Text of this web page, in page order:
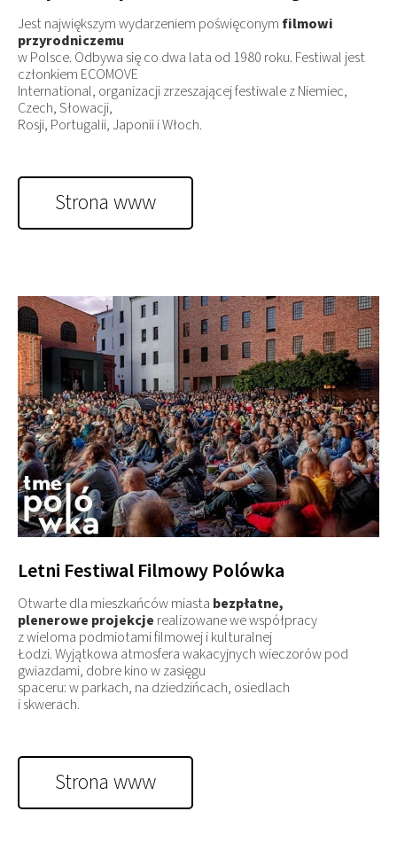
Jest największym wydarzeniem poświęconym filmowi
przyrodniczemu
w Polsce. Odbywa się co dwa lata od 1980 roku. Festiwal jest
członkiem ECOMOVE
International, organizacji zrzeszającej festiwale z Niemiec,
Czech, Słowacji,
Rosji, Portugalii, Japonii i Włoch.
Strona www
Letni Festiwal Filmowy Polówka
Otwarte dla mieszkańców miasta bezpłatne,
plenerowe projekcje realizowane we współpracy
z wieloma podmiotami filmowej i kulturalnej
Łodzi. Wyjątkowa atmosfera wakacyjnych wieczorów pod
gwiazdami, dobre kino w zasięgu
spaceru: w parkach, na dziedzińcach, osiedlach
i skwerach.
Strona www